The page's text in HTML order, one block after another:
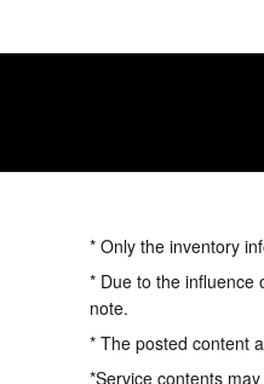
* Only the inventory
* Due to the influence
note.
* The posted content
*Service contents